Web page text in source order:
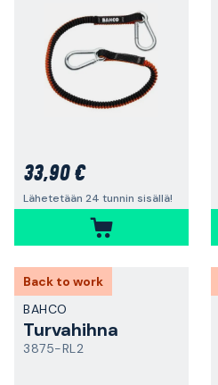
33,90 €
Lähetetään 24 tunnin sisällä!
Back to work
BAHCO
Turvahihna
3875-RL2